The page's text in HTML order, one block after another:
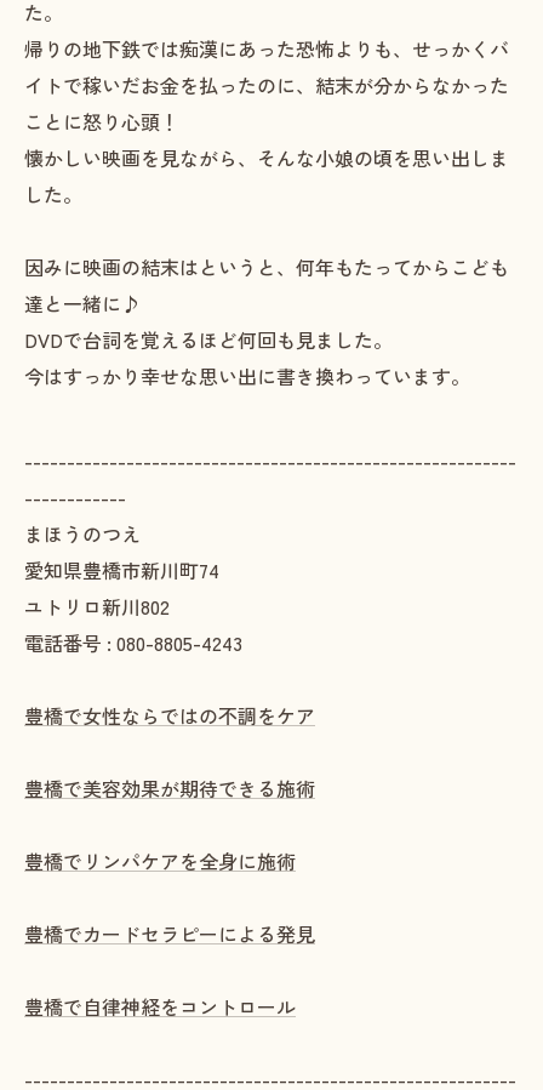
た。
帰りの地下鉄では痴漢にあった恐怖よりも、せっかくバ
イトで稼いだお金を払ったのに、結末が分からなかった
ことに怒り心頭！
懐かしい映画を見ながら、そんな小娘の頃を思い出しま
した。
因みに映画の結末はというと、何年もたってからこども
達と一緒に♪
DVDで台詞を覚えるほど何回も見ました。
今はすっかり幸せな思い出に書き換わっています。
----------------------------------------------------------
------------
まほうのつえ
愛知県豊橋市新川町74
ユトリロ新川802
電話番号 : 080-8805-4243
豊橋で女性ならではの不調をケア
豊橋で美容効果が期待できる施術
豊橋でリンパケアを全身に施術
豊橋でカードセラピーによる発見
豊橋で自律神経をコントロール
----------------------------------------------------------